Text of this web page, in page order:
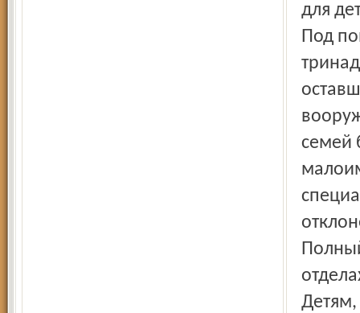
для
Под
семей
Детям,